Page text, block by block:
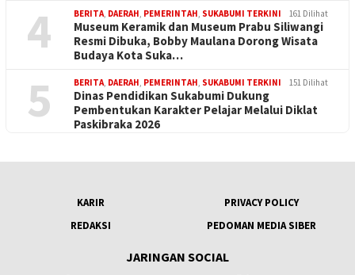
4 BERITA, DAERAH, PEMERINTAH, SUKABUMI TERKINI 161 Dilihat
Museum Keramik dan Museum Prabu Siliwangi
Resmi Dibuka, Bobby Maulana Dorong Wisata
Budaya Kota Suka…
5 BERITA, DAERAH, PEMERINTAH, SUKABUMI TERKINI 151 Dilihat
Dinas Pendidikan Sukabumi Dukung
Pembentukan Karakter Pelajar Melalui Diklat
Paskibraka 2026
KARIR
PRIVACY POLICY
REDAKSI
PEDOMAN MEDIA SIBER
JARINGAN SOCIAL